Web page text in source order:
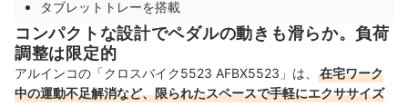
タブレットトレーを搭載
コンパクトな設計でペダルの動きも滑らか。負荷
調整は限定的
アルインコの「クロスバイク5523 AFBX5523」は、
在宅ワーク
中の運動不足解消など、限られたスペースで手軽にエクササイズ